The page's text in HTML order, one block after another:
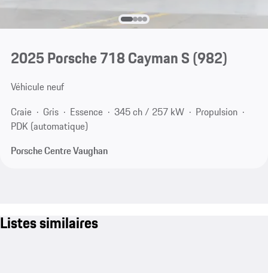
2025 Porsche 718 Cayman S(982)
Véhicule neuf
Craie
Gris Essence 345 ch / 257 kW
Propulsion
PDK (automatique)
Porsche Centre Vaughan
Listes similaires